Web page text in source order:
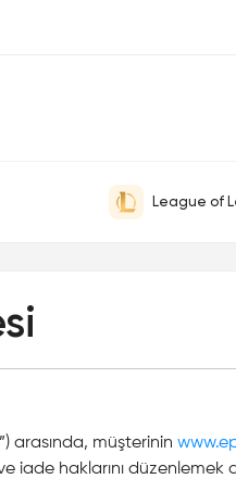
League of
arasında, müşterinin
iade haklarını düzenlemek